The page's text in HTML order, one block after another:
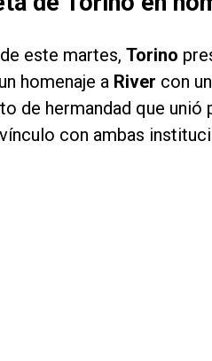
este martes, Torino
homenaje a River con
de hermandad que unió
con ambas